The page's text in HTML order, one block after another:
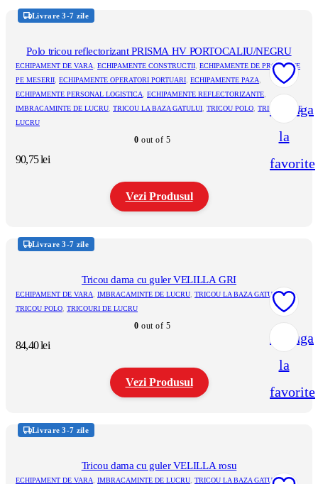
Adauga
la
favorite
Livrare 3-7 zile
Polo tricou reflectorizant PRISMA HV PORTOCALIU/NEGRU
ECHIPAMENT DE VARA, ECHIPAMENTE CONSTRUCTII, ECHIPAMENTE DE PROTECTIE
PE MESERII, ECHIPAMENTE OPERATORI PORTUARI, ECHIPAMENTE PAZA,
ECHIPAMENTE PERSONAL LOGISTICA, ECHIPAMENTE REFLECTORIZANTE,
IMBRACAMINTE DE LUCRU, TRICOU LA BAZA GATULUI, TRICOU POLO, TRICOURI DE
LUCRU
0 out of 5
90,75lei
Vezi Produsul
produs
are
variații.
Opțiunile
pot
alese
în
Adauga
la
favorite
Livrare 3-7 zile
Tricou dama cu guler VELILLA GRI
ECHIPAMENT DE VARA, IMBRACAMINTE DE LUCRU, TRICOU LA BAZA GATULUI,
TRICOU POLO, TRICOURI DE LUCRU
0 out of 5
84,40lei
Vezi Produsul
produs
are
variații.
Livrare 3-7 zile
Tricou dama cu guler VELILLA rosu
ECHIPAMENT DE VARA, IMBRACAMINTE DE LUCRU, TRICOU LA BAZA GATULUI,